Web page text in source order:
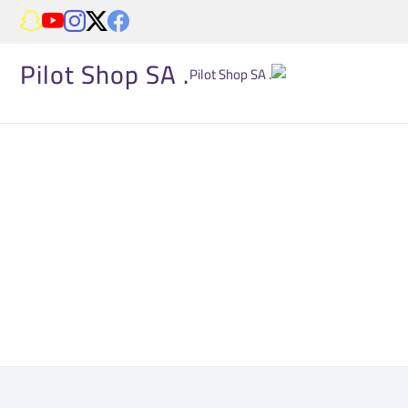
. Pilot Shop SA